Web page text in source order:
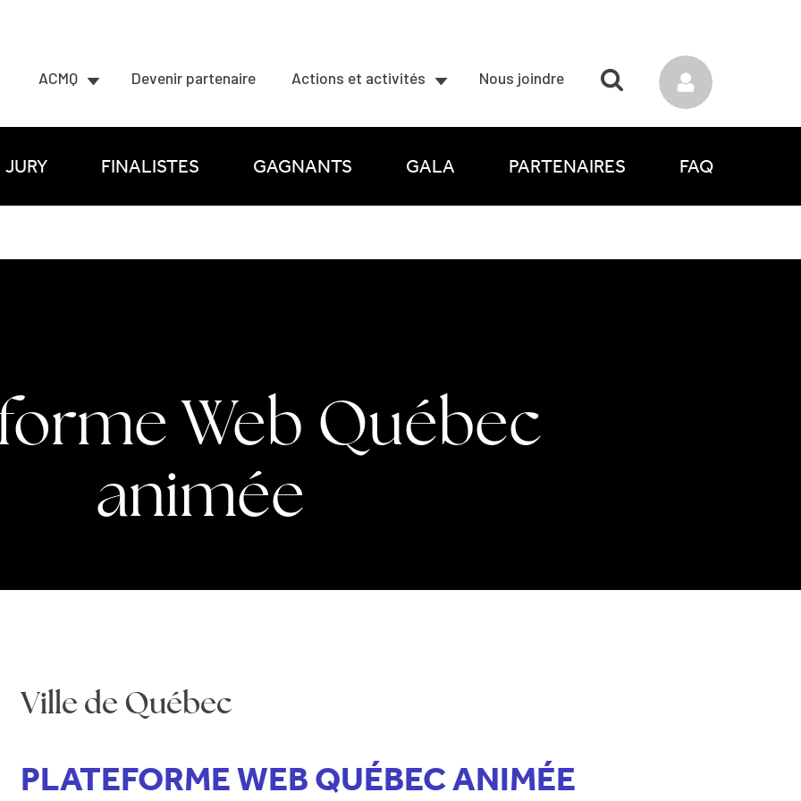
ACMQ Devenir partenaire Actions et activités Nous joindre
JURY FINALISTES GAGNANTS GALA PARTENAIRES FAQ
Web Québec
animée
Ville de Québec
PLATEFORME WEB QUÉBEC ANIMÉE